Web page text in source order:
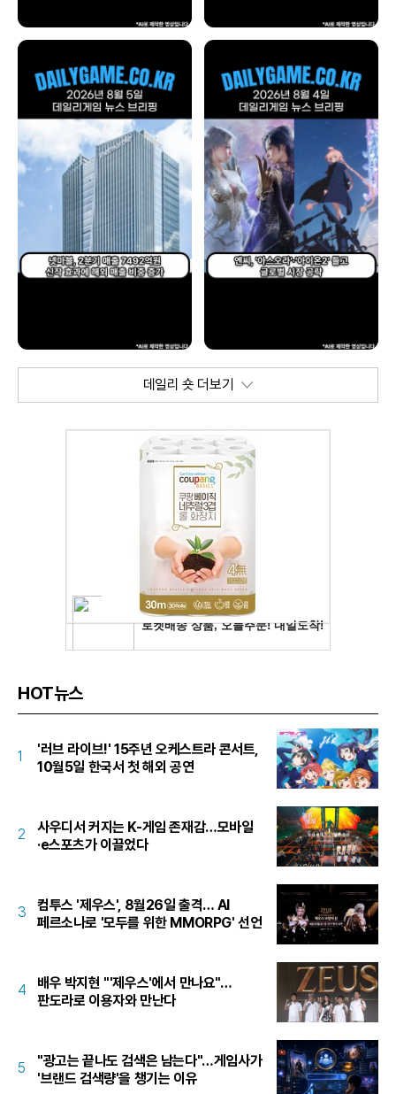
데일리 숏 더보기
HOT뉴스
1
'러브 라이브!' 15주년 오케스트라 콘서트,
10월5일 한국서 첫 해외 공연
2
사우디서 커지는 K-게임 존재감…모바일
·e스포츠가 이끌었다
3
컴투스 '제우스', 8월26일 출격… AI
페르소나로 '모두를 위한 MMORPG' 선언
4
배우 박지현 "'제우스'에서 만나요"…
판도라로 이용자와 만난다
5
"광고는 끝나도 검색은 남는다"…게임사가
'브랜드 검색량'을 챙기는 이유